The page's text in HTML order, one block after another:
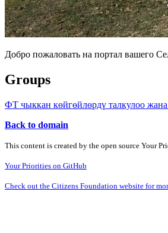
Добро пожаловать на портал вашего
Groups
ФТ чыккан көйгөйлөрдү талкулоо
Back to domain
This content is created by the open source Your
Your Priorities on GitHub
Check out the Citizens Foundation website for